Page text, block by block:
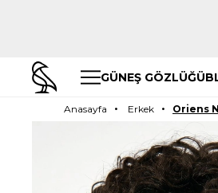
GÜNEŞ GÖZLÜĞÜ
Anasayfa Erkek Oriens